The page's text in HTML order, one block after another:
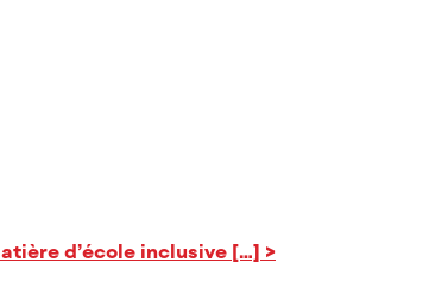
d’école inclusive […] >